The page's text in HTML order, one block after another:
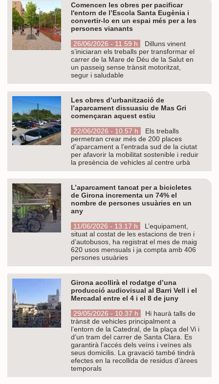
Comencen les obres per pacificar
l'entorn de l’Escola Santa Eugènia i
convertir-lo en un espai més per a les
persones vianants
26/06/2026 - 11.59 h
Dilluns vinent
s’iniciaran els treballs per transformar el
carrer de la Mare de Déu de la Salut en
un passeig sense trànsit motoritzat,
segur i saludable
Les obres d’urbanització de
l’aparcament dissuasiu de Mas Gri
començaran aquest estiu
22/06/2026 - 10.57 h
Els treballs
permetran crear més de 200 places
d’aparcament a l’entrada sud de la ciutat
per afavorir la mobilitat sostenible i reduir
la presència de vehicles al centre urbà
L’aparcament tancat per a bicicletes
de Girona incrementa un 74% el
nombre de persones usuàries en un
any
11/06/2026 - 13.17 h
L’equipament,
situat al costat de les estacions de tren i
d’autobusos, ha registrat el mes de maig
620 usos mensuals i ja compta amb 406
persones usuàries
Girona acollirà el rodatge d’una
producció audiovisual al Barri Vell i el
Mercadal entre el 4 i el 8 de juny
29/05/2026 - 10.37 h
Hi haurà talls de
trànsit de vehicles principalment a
l’entorn de la Catedral, de la plaça del Vi i
d’un tram del carrer de Santa Clara. Es
garantirà l’accés dels veïns i veïnes als
seus domicilis. La gravació també tindrà
efectes en la recollida de residus d’àrees
temporals